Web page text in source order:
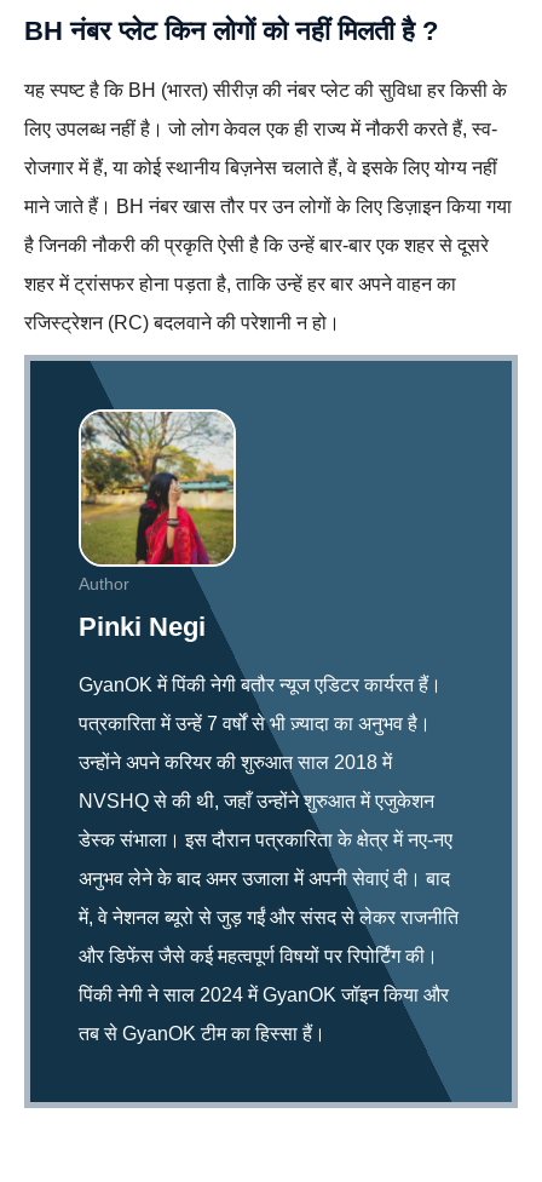
BH नंबर प्लेट किन लोगों को नहीं मिलती है ?
यह स्पष्ट है कि BH (भारत) सीरीज़ की नंबर प्लेट की सुविधा हर किसी के
लिए उपलब्ध नहीं है। जो लोग केवल एक ही राज्य में नौकरी करते हैं, स्व-
रोजगार में हैं, या कोई स्थानीय बिज़नेस चलाते हैं, वे इसके लिए योग्य नहीं
माने जाते हैं। BH नंबर खास तौर पर उन लोगों के लिए डिज़ाइन किया गया
है जिनकी नौकरी की प्रकृति ऐसी है कि उन्हें बार-बार एक शहर से दूसरे
शहर में ट्रांसफर होना पड़ता है, ताकि उन्हें हर बार अपने वाहन का
रजिस्ट्रेशन (RC) बदलवाने की परेशानी न हो।
Author
Pinki Negi
GyanOK में पिंकी नेगी बतौर न्यूज एडिटर कार्यरत हैं।
पत्रकारिता में उन्हें 7 वर्षों से भी ज़्यादा का अनुभव है।
उन्होंने अपने करियर की शुरुआत साल 2018 में
NVSHQ से की थी, जहाँ उन्होंने शुरुआत में एजुकेशन
डेस्क संभाला। इस दौरान पत्रकारिता के क्षेत्र में नए-नए
अनुभव लेने के बाद अमर उजाला में अपनी सेवाएं दी। बाद
में, वे नेशनल ब्यूरो से जुड़ गईं और संसद से लेकर राजनीति
और डिफेंस जैसे कई महत्वपूर्ण विषयों पर रिपोर्टिंग की।
पिंकी नेगी ने साल 2024 में GyanOK जॉइन किया और
तब से GyanOK टीम का हिस्सा हैं।